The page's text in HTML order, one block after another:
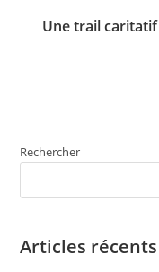
Une trail caritatif
Rechercher
Articles récents